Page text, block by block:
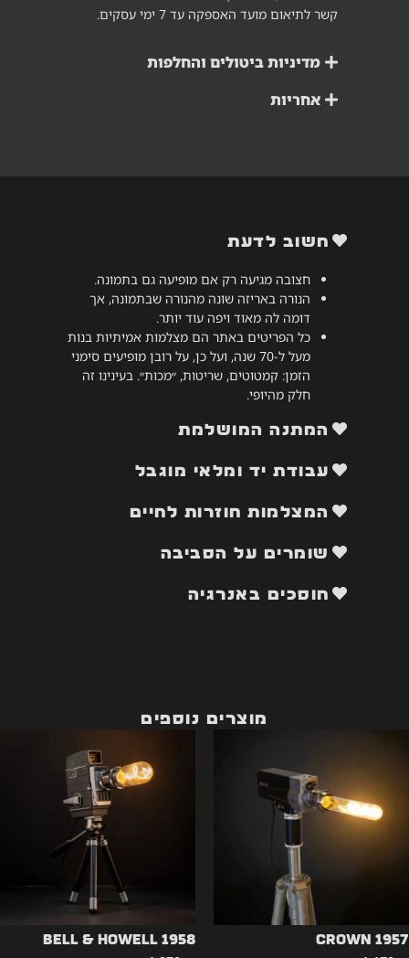
חשוב לדעת
חצובה מגיעה רק אם מופיעה גם בתמונה.
הנורה באריזה שונה מהנורה שבתמונה, אך
דומה לה מאוד ויפה עוד יותר.
כל הפריטים באתר הם מצלמות אמיתיות בנות
מעל ל-70 שנה, ועל כן, על רובן מופיעים סימני
הזמן: קמטוטים, שריטות, ״מכות״. בעינינו זה
חלק מהיופי.
המתנה המושלמת
עבודת יד ומלאי מוגבל
המצלמות חוזרות לחיים
שומרים על הסביבה
חוסכים באנרגיה
קשר לתיאום מועד האספקה עד 7 ימי עסקים.
מדיניות ביטולים והחלפות
אחריות
CROWN 1957
Bell & Howell 1958
מוצרים נוספים